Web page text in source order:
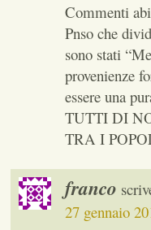
Commenti
Pnso che
sono stati
provenienze
essere una
TUTTI DI
TRA I
franco
27 gennaio